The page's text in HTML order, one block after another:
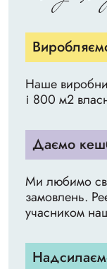
Наше
і 800 м2
Даємо
Ми любимо
замовлень.
учасником